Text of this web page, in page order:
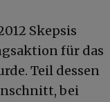
Skepsis
für das
Teil dessen
bei